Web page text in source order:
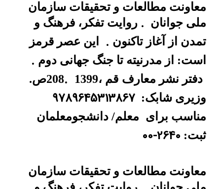
معاونت مطالعات و تحقیقات سازمان
ملی جوانان. روایت تفکر، فرهنگ و
تمدن از آغاز تاکنون. این عصر قرمز
است: از مدرنیته تا جنگ جهانی دوم .
دفتر نشر معارف قم ،1399 .208ص.
وزیری شابک: 9789645313867
مناسب برای
معلم/ دانشجومعلمان
ثبت:00-2640
معاونت مطالعات و تحقیقات سازمان